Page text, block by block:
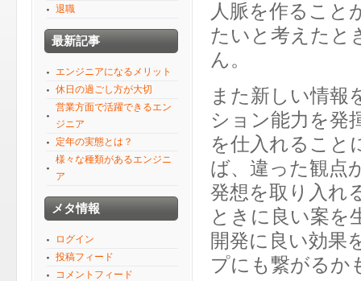
人脈を作ること
たいと考えたと
ん。
また新しい情報
ション能力を発
を仕入れること
ば、違った観点
発想を取り入れ
ときに良い案を
開発に良い効果
プにも繋がるか
退職
最新記事
エンジニアになるメリット
休日の過ごし方が大切
営業方面で活躍できるエン
ジニア
定年の実態とは？
様々な種類があるエンジニ
ア
メタ情報
ログイン
投稿フィード
コメントフィード